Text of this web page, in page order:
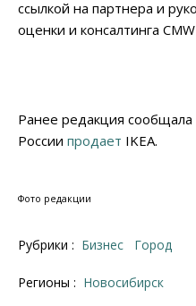
ссылкой на партнера и
оценки и консалтинга
Ранее редакция сообщала
России продает IKEA.
Фото редакции
Рубрики : Бизнес Город
Регионы : Новосибирск